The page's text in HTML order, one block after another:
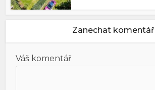
Zanechat komentář
Váš komentář